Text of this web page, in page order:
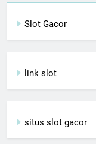
Slot Gacor
link slot
situs slot gacor